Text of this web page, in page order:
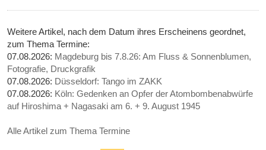
Weitere Artikel, nach dem Datum ihres Erscheinens geordnet,
zum Thema Termine:
07.08.2026: Magdeburg bis 7.8.26: Am Fluss & Sonnenblumen,
Fotografie, Druckgrafik
07.08.2026: Düsseldorf: Tango im ZAKK
07.08.2026: Köln: Gedenken an Opfer der Atombombenabwürfe
auf Hiroshima + Nagasaki am 6. + 9. August 1945
Alle Artikel zum Thema Termine